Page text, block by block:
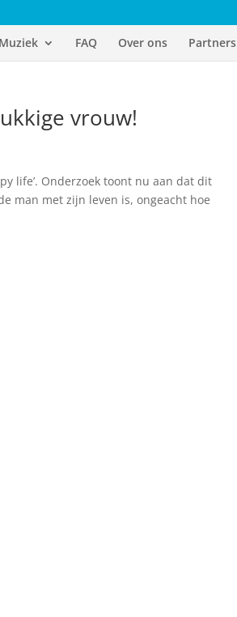
Muziek FAQ Over ons Partners
vrouw!
life’. Onderzoek toont nu aan dat dit
man met zijn leven is, ongeacht hoe